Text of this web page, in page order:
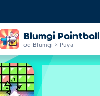
Blumgi Paintball
od Blumgi × Puya